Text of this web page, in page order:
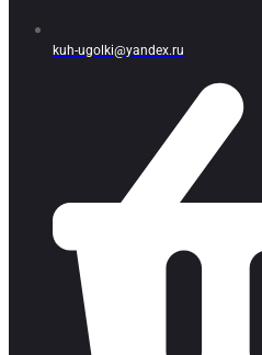
kuh-ugolki@yandex.ru